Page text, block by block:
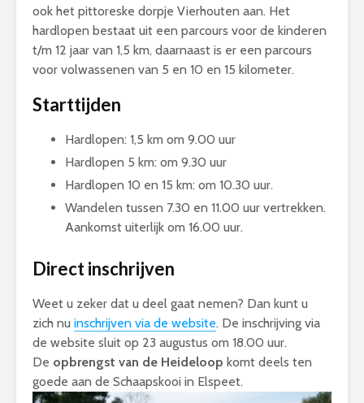
ook het pittoreske dorpje Vierhouten aan. Het
hardlopen bestaat uit een parcours voor de kinderen
t/m 12 jaar van 1,5 km, daarnaast is er een parcours
voor volwassenen van 5 en 10 en 15 kilometer.
Starttijden
Hardlopen: 1,5 km om 9.00 uur
Hardlopen 5 km: om 9.30 uur
Hardlopen 10 en 15 km: om 10.30 uur.
Wandelen tussen 7.30 en 11.00 uur vertrekken.
Aankomst uiterlijk om 16.00 uur.
Direct inschrijven
Weet u zeker dat u deel gaat nemen? Dan kunt u
zich nu inschrijven via de website. De inschrijving via
de website sluit op 23 augustus om 18.00 uur.
De opbrengst van de Heideloop komt deels ten
goede aan de Schaapskooi in Elspeet.